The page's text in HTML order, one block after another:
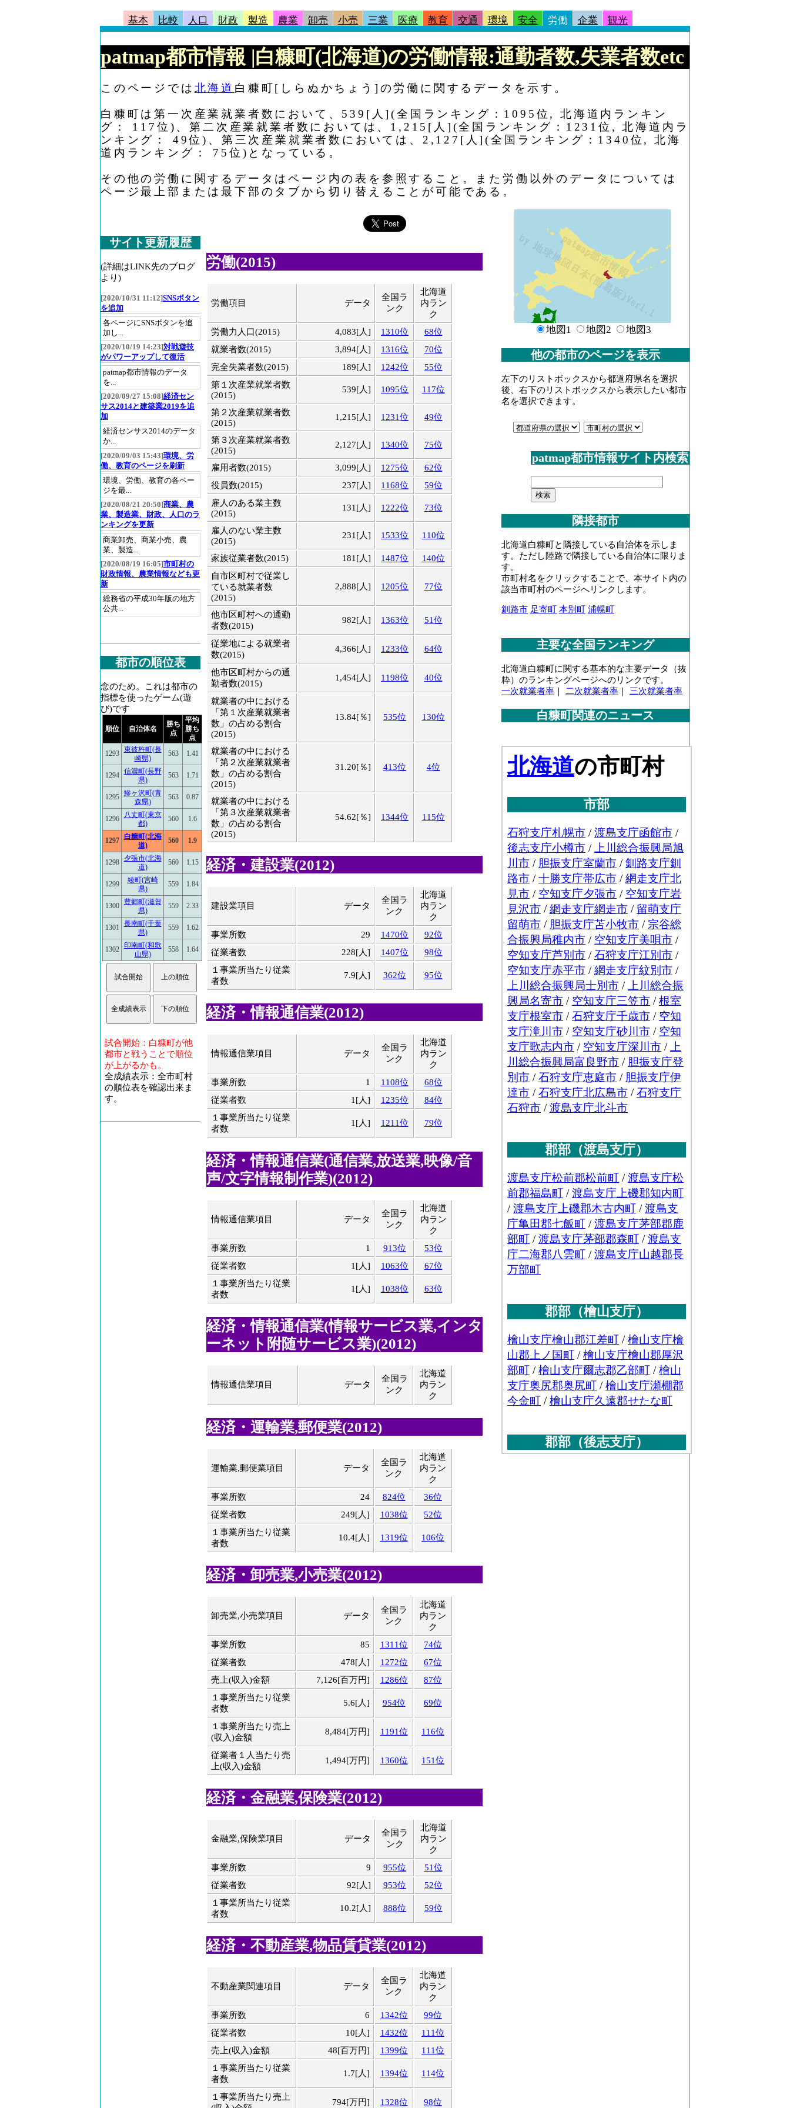
基本 比較 人口 財政 製造 農業 卸売 小売 三業 医療 教育 交通 環境 安全 労働 企業 観光
patmap都市情報 |白糠町(北海道)の労働情報:通勤者数,失業者数etc
このページでは 北海道 白糠町[しらぬかちょう]の労働に関するデータを示す。
白糠町は第一次産業就業者数において、539[人](全国ランキング：1095位, 北海道内ランキン
グ： 117位)、第二次産業就業者数においては、1,215[人](全国ランキング：1231位, 北海道内ラ
ンキング： 49位)、第三次産業就業者数においては、2,127[人](全国ランキング：1340位, 北海
道内ランキング： 75位)となっている。
その他の労働に関するデータはページ内の表を参照すること。また労働以外のデータについては
ページ最上部または最下部のタブから切り替えることが可能である。
労働(2015)
労働項目 データ
全国ラ
ンク
北海道
内ラン
ク
労働力人口(2015)
4,083[人] 1310位
68位
就業者数(2015)
3,894[人] 1316位
70位
完全失業者数(2015)
189[人] 1242位
55位
第１次産業就業者数
(2015)
539[人] 1095位 117位
第２次産業就業者数
(2015)
1,215[人] 1231位 49位
第３次産業就業者数
(2015)
2,127[人] 1340位 75位
雇用者数(2015) 3,099[人] 1275位
62位
役員数(2015)
237[人] 1168位
59位
雇人のある業主数
(2015)
131[人] 1222位 73位
雇人のない業主数
(2015)
231[人] 1533位 110位
家族従業者数(2015) 181[人] 1487位
140位
自市区町村で従業し
ている就業者数
(2015)
2,888[人] 1205位 77位
他市区町村への通勤
者数(2015)
982[人] 1363位 51位
従業地による就業者
数(2015)
4,366[人] 1233位 64位
他市区町村からの通
勤者数(2015)
1,454[人] 1198位 40位
就業者の中における
「第１次産業就業者
数」の占める割合
(2015)
13.84[％] 535位 130位
就業者の中における
「第２次産業就業者
数」の占める割合
(2015)
31.20[％] 413位 4位
就業者の中における
「第３次産業就業者
数」の占める割合
(2015)
54.62[％] 1344位 115位
経済・建設業(2012)
建設業項目 データ
全国ラ
ンク
北海道
内ラン
ク
事業所数
29 1470位
92位
従業者数
228[人] 1407位
98位
１事業所当たり従業
者数
7.9[人] 362位 95位
経済・情報通信業(2012)
情報通信業項目 データ
全国ラ
ンク
北海道
内ラン
ク
事業所数
1 1108位
68位
従業者数
1[人] 1235位
84位
１事業所当たり従業
者数
1[人] 1211位 79位
経済・情報通信業(通信業,放送業,映像/音
声/文字情報制作業)(2012)
情報通信業項目 データ
全国ラ
ンク
北海道
内ラン
ク
事業所数
1 913位
53位
従業者数
1[人] 1063位
67位
１事業所当たり従業
者数
1[人] 1038位 63位
経済・情報通信業(情報サービス業,インタ
ーネット附随サービス業)(2012)
情報通信業項目 データ
全国ラ
ンク
北海道
内ラン
ク
経済・運輸業,郵便業(2012)
運輸業,郵便業項目 データ
全国ラ
ンク
北海道
内ラン
ク
事業所数
24 824位
36位
従業者数
249[人] 1038位
52位
１事業所当たり従業
者数
10.4[人] 1319位 106位
経済・卸売業,小売業(2012)
卸売業,小売業項目 データ
全国ラ
ンク
北海道
内ラン
ク
事業所数
85 1311位
74位
従業者数
478[人] 1272位
67位
売上(収入)金額
7,126[百万円] 1286位
87位
１事業所当たり従業
者数
5.6[人] 954位 69位
１事業所当たり売上
(収入)金額
8,484[万円] 1191位 116位
従業者１人当たり売
上(収入)金額
1,494[万円] 1360位 151位
経済・金融業,保険業(2012)
金融業,保険業項目 データ
全国ラ
ンク
北海道
内ラン
ク
事業所数
9 955位
51位
従業者数
92[人] 953位
52位
１事業所当たり従業
者数
10.2[人] 888位 59位
経済・不動産業,物品賃貸業(2012)
不動産業関連項目 データ
全国ラ
ンク
北海道
内ラン
ク
事業所数
6 1342位
99位
従業者数
10[人] 1432位
111位
売上(収入)金額
48[百万円] 1399位
111位
１事業所当たり従業
者数
1.7[人] 1394位 114位
１事業所当たり売上
794[万円] 1328位 98位
サイト更新履歴
(詳細はLINK先のブログ
より)
[2020/10/31 11:12]SNSボタン
を追加
各ページにSNSボタンを追
加し...
[2020/10/19 14:23]対戦遊技
がパワーアップして復活
patmap都市情報のデータ
を...
[2020/09/27 15:08]経済セン
サス2014と建築業2019を追
加
経済センサス2014のデータ
か...
[2020/09/03 15:43]環境、労
働、教育のページを刷新
環境、労働、教育の各ペー
ジを最...
[2020/08/21 20:50]商業、農
業、製造業、財政、人口のラ
ンキングを更新
商業卸売、商業小売、農
業、製造...
[2020/08/19 16:05]市町村の
財政情報、農業情報なども更
新
総務省の平成30年版の地方
公共...
都市の順位表
念のため。これは都市の
指標を使ったゲーム(遊
び)です
順位 自治体名
勝ち
点
平均
勝ち
点
1293
東彼杵町(長
崎県)
563 1.41
1294
信濃町(長野
県)
563 1.71
1295
鰺ヶ沢町(青
森県)
563 0.87
1296
八丈町(東京
都)
560 1.6
1297
白糠町(北海
道)
560 1.9
1298
夕張市(北海
道)
560 1.15
1299
綾町(宮崎
県)
559 1.84
1300
豊郷町(滋賀
県)
559 2.33
1301
長南町(千葉
県)
559 1.62
1302
印南町(和歌
山県)
558 1.64
試合開始：白糠町が他
都市と戦うことで順位
が上がるかも。
全成績表示：全市町村
の順位表を確認出来ま
す。
地図1 地図2 地図3
他の都市のページを表示
左下のリストボックスから都道府県名を選択
後、右下のリストボックスから表示したい都市
名を選択できます。
patmap都市情報サイト内検索
隣接都市
北海道白糠町と隣接している自治体を示しま
す。ただし陸路で隣接している自治体に限りま
す。
市町村名をクリックすることで、本サイト内の
該当市町村のページへリンクします。
釧路市 足寄町 本別町 浦幌町
主要な全国ランキング
北海道白糠町に関する基本的な主要データ（抜
粋）のランキングページへのリンクです。
一次就業者率
二次就業者率 三次就業者率
白糠町関連のニュース